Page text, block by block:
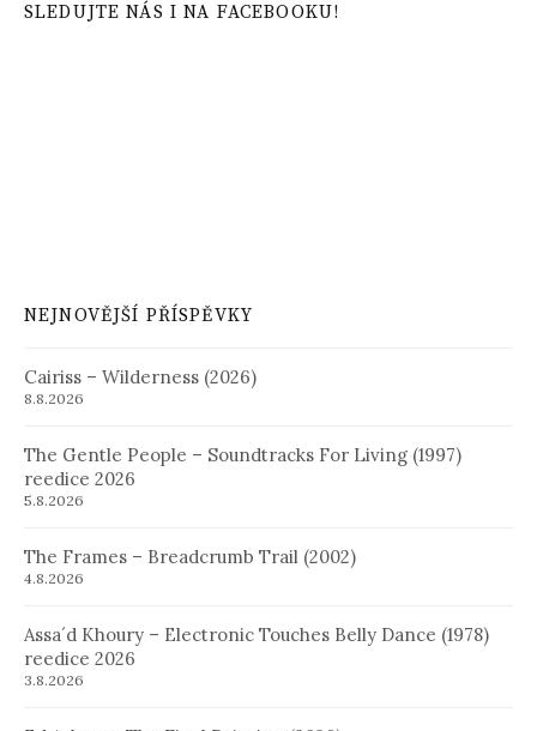
SLEDUJTE NÁS I NA FACEBOOKU!
NEJNOVĚJŠÍ PŘÍSPĚVKY
Cairiss – Wilderness (2026)
8.8.2026
The Gentle People – Soundtracks For Living (1997)
reedice 2026
5.8.2026
The Frames – Breadcrumb Trail (2002)
4.8.2026
Assa´d Khoury – Electronic Touches Belly Dance (1978)
reedice 2026
3.8.2026